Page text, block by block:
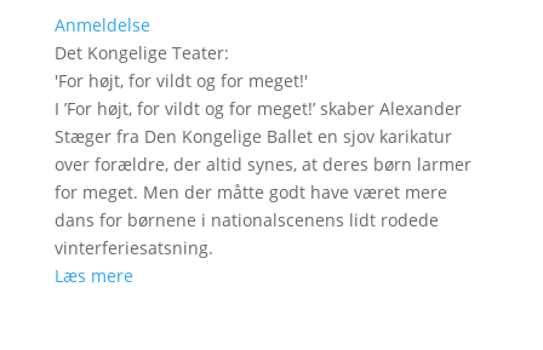
Anmeldelse
Det Kongelige Teater:
'For højt, for vildt og for meget!'
I ’For højt, for vildt og for meget!’ skaber Alexander
Stæger fra Den Kongelige Ballet en sjov karikatur
over forældre, der altid synes, at deres børn larmer
for meget. Men der måtte godt have været mere
dans for børnene i nationalscenens lidt rodede
vinterferiesatsning.
Læs mere